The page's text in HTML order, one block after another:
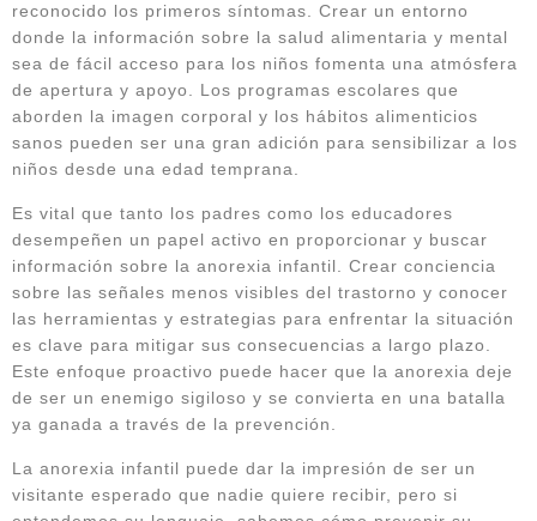
reconocido los primeros síntomas. Crear un entorno
donde la información sobre la salud alimentaria y mental
sea de fácil acceso para los niños fomenta una atmósfera
de apertura y apoyo. Los programas escolares que
aborden la imagen corporal y los hábitos alimenticios
sanos pueden ser una gran adición para sensibilizar a los
niños desde una edad temprana.
Es vital que tanto los padres como los educadores
desempeñen un papel activo en proporcionar y buscar
información sobre la anorexia infantil. Crear conciencia
sobre las señales menos visibles del trastorno y conocer
las herramientas y estrategias para enfrentar la situación
es clave para mitigar sus consecuencias a largo plazo.
Este enfoque proactivo puede hacer que la anorexia deje
de ser un enemigo sigiloso y se convierta en una batalla
ya ganada a través de la prevención.
La anorexia infantil puede dar la impresión de ser un
visitante esperado que nadie quiere recibir, pero si